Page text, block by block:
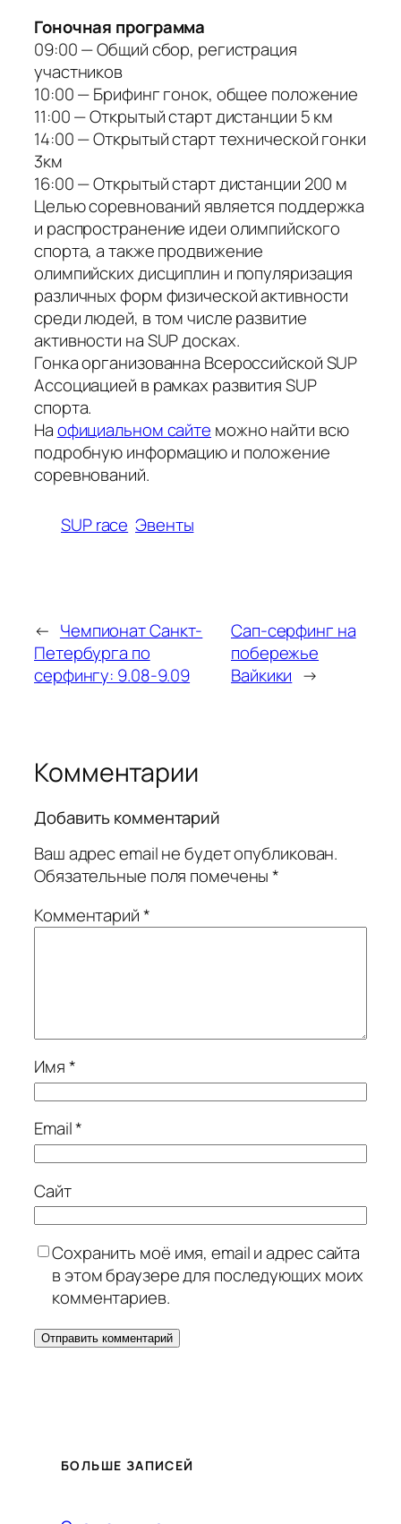
Гоночная программа
09:00 — Общий сбор, регистрация
участников
10:00 — Брифинг гонок, общее положение
11:00 — Открытый старт дистанции 5 км
14:00 — Открытый старт технической гонки
3км
16:00 — Открытый старт дистанции 200 м
Целью соревнований является поддержка
и распространение идеи олимпийского
спорта, а также продвижение
олимпийских дисциплин и популяризация
различных форм физической активности
среди людей, в том числе развитие
активности на SUP досках.
Гонка организованна Всероссийской SUP
Ассоциацией в рамках развития SUP
спорта.
Наофициальном сайте можно найти всю
подробную информацию и положение
соревнований.
SUP race Эвенты
← Чемпионат Санкт-
Петербурга по
серфингу: 9.08-9.09
Сап-серфинг на
побережье
Вайкики →
Комментарии
Добавить комментарий
Ваш адрес email не будет опубликован.
Обязательные поля помечены*
Комментарий*
Имя*
Email*
Сайт
Сохранить моё имя, email и адрес сайта
в этом браузере для последующих моих
комментариев.
БОЛЬШЕ ЗАПИСЕЙ